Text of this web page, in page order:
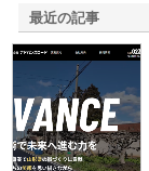
最近の記事